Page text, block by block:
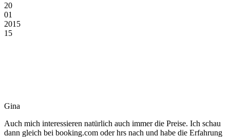
20
01
2015
15
Gina
Auch mich interessieren natürlich auch immer die Preise. Ich schau
dann gleich bei booking.com oder hrs nach und habe die Erfahrung